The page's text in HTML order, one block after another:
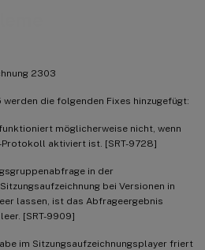
2303
die folgenden Fixes hinzugefügt:
möglicherweise nicht, wenn
Protokoll aktiviert ist. [SRT-9728]
in der
bei Versionen in
lassen, ist das Abfrageergebnis
[SRT-9909]
im Sitzungsaufzeichnungsplayer friert